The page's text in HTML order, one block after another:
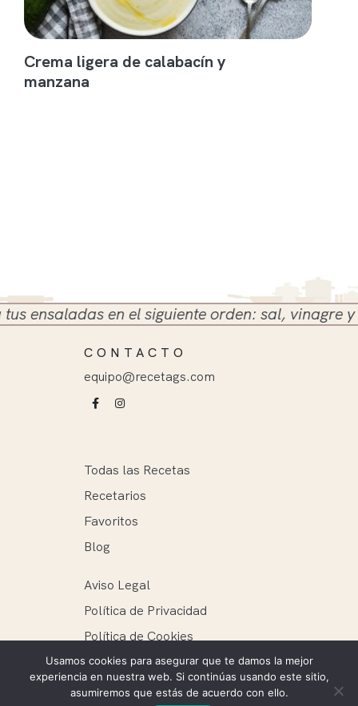
Crema ligera de calabacín y
manzana
en el siguiente orden: sal, vinagre y
CONTACTO
equipo@recetags.com
Todas las Recetas
Recetarios
Favoritos
Blog
Aviso Legal
Política de Privacidad
Política de Cookies
Recetags ® 2025. Todos los derechos reservados.
Usamos cookies para asegurar que te damos la mejor
experiencia en nuestra web. Si continúas usando este sitio,
asumiremos que estás de acuerdo con ello.